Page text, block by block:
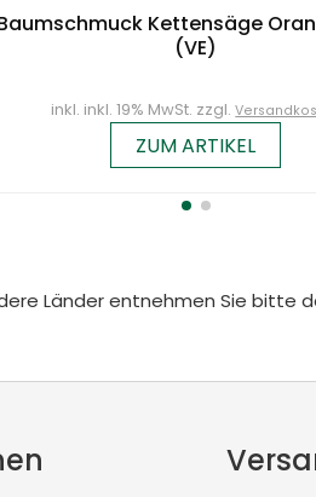
Kettensäge
(VE)
inkl. inkl. 19% MwSt. zzgl.
ZUM ARTIKEL
Länder entnehmen Sie bitte